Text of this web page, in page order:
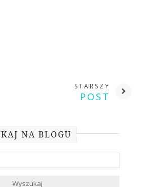
STARSZY
POST
NA BLOGU